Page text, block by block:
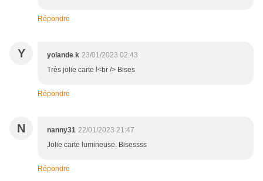
Répondre
Y yolande k 23/01/2023 02:43
Très jolie carte !<br /> Bises
Répondre
N nanny31 22/01/2023 21:47
Jolie carte lumineuse. Bisessss
Répondre